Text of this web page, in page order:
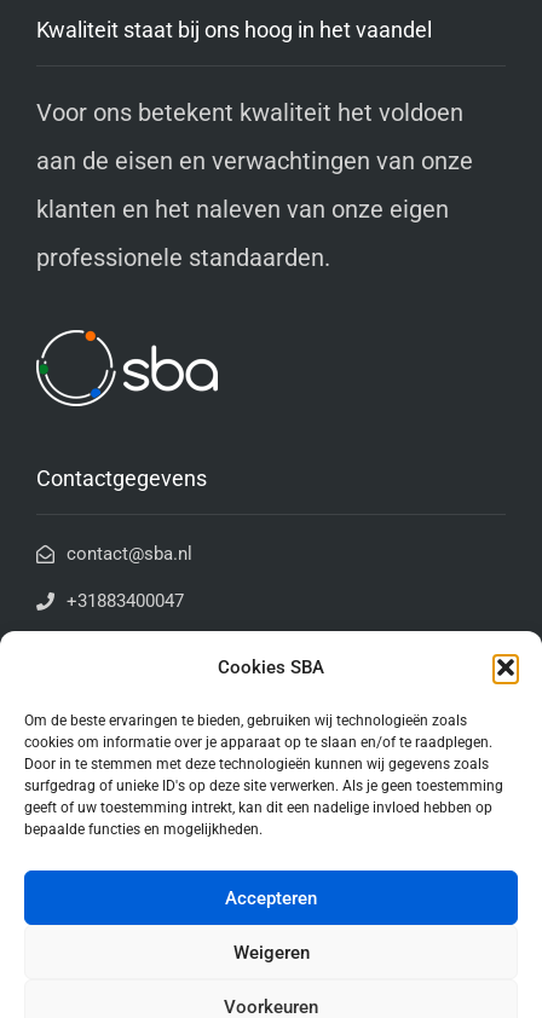
Cookies SBA
Om de beste ervaringen te bieden, gebruiken wij technologieën zoals
cookies om informatie over je apparaat op te slaan en/of te raadplegen.
Door in te stemmen met deze technologieën kunnen wij gegevens zoals
surfgedrag of unieke ID's op deze site verwerken. Als je geen toestemming
geeft of uw toestemming intrekt, kan dit een nadelige invloed hebben op
bepaalde functies en mogelijkheden.
Accepteren
Weigeren
Voorkeuren
Kwaliteit staat bij ons hoog in het vaandel
Voor ons betekent kwaliteit het voldoen
aan de eisen en verwachtingen van onze
klanten en het naleven van onze eigen
professionele standaarden.
Contactgegevens
contact@sba.nl
+31883400047
Blijf op de hoogte!